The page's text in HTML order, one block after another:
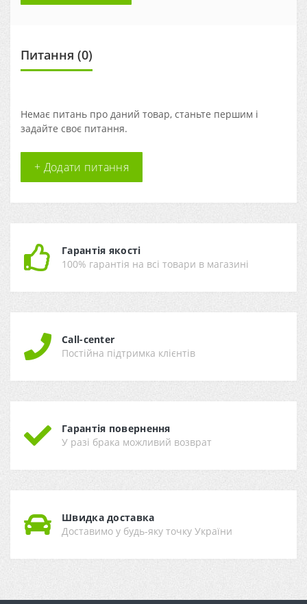
Питання (0)
Немає питань про даний товар, станьте першим і
задайте своє питання.
+ Додати питання
Гарантія якості
100% гарантія на всі товари в магазині
Call-center
Постійна підтримка клієнтів
Гарантія повернення
У разі брака можливий возврат
Швидка доставка
Доставимо у будь-яку точку України